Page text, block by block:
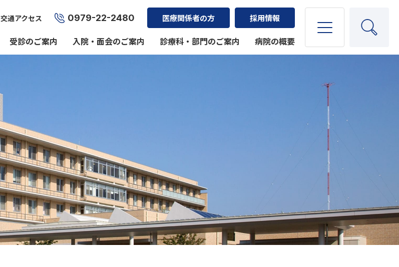
交通アクセス 0979-22-2480 医療関係者の方 採用情報
受診のご案内 入院・面会のご案内 診療科・部門のご案内 病院の概要